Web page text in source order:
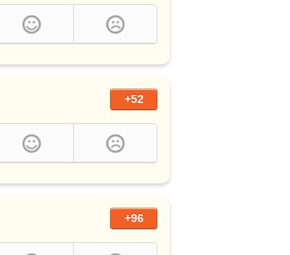
+52
+96